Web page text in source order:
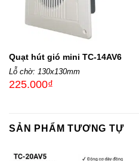
Quạt hút gió mini TC-14AV6
Lỗ chờ: 130x130mm
225.000₫
SẢN PHẨM TƯƠNG TỰ